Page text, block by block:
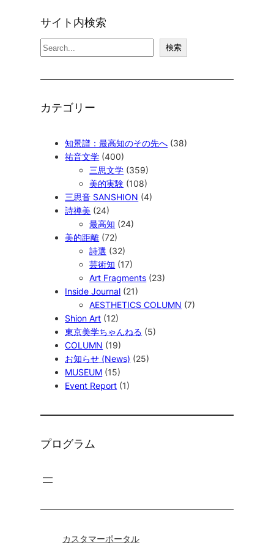
サイト内検索
検
索
検索
カテゴリー
知景譜：最高知のその先へ (38)
祐音文学 (400)
三思文学 (359)
美的実験 (108)
三思音 SANSHION (4)
詩禅美 (24)
最高知 (24)
美的距離 (72)
詩選 (32)
芸術知 (17)
Art Fragments (23)
Inside Journal (21)
AESTHETICS COLUMN (7)
Shion Art (12)
東京美学ちゃんねる (5)
COLUMN (19)
お知らせ (News) (25)
MUSEUM (15)
Event Report (1)
プログラム
カスタマーポータル